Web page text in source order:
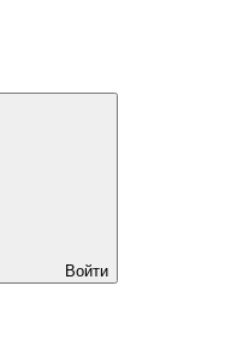
Войти